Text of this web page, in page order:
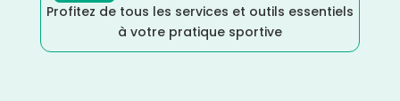
Profitez de tous les services et outils essentiels
à votre pratique sportive